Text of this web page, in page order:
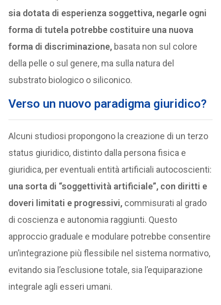
sia dotata di esperienza soggettiva, negarle ogni
forma di tutela potrebbe costituire una nuova
forma di discriminazione, basata non sul colore
della pelle o sul genere, ma sulla natura del
substrato biologico o siliconico.
Verso un nuovo paradigma giuridico?
Alcuni studiosi propongono la creazione di un terzo
status giuridico, distinto dalla persona fisica e
giuridica, per eventuali entità artificiali autocoscienti:
una sorta di “soggettività artificiale”, con diritti e
doveri limitati e progressivi, commisurati al grado
di coscienza e autonomia raggiunti. Questo
approccio graduale e modulare potrebbe consentire
un’integrazione più flessibile nel sistema normativo,
evitando sia l’esclusione totale, sia l’equiparazione
integrale agli esseri umani.